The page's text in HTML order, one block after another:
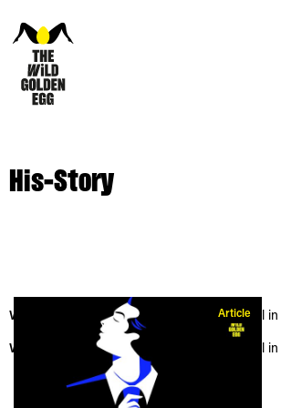
His-Story
Article
Warning : Trying to access array offset on null in
Warning : Trying to access array offset on null in